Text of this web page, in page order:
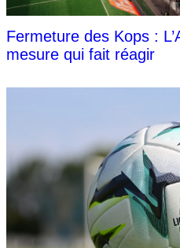
Fermeture des Kops :
mesure qui fait réagir